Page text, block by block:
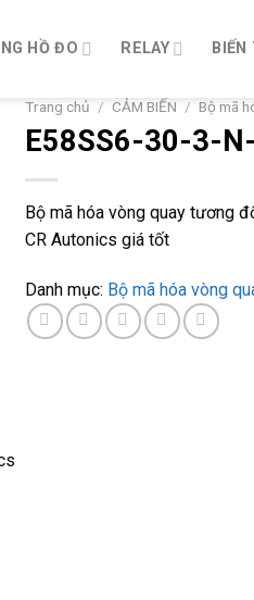
HỒ ĐO RELAY BIẾN
Trang chủ / CẢM BIẾN / Bộ mã
E58SS6-30-3-
Bộ mã hóa vòng quay tương
CR Autonics giá tốt
Danh mục: Bộ mã hóa vòng